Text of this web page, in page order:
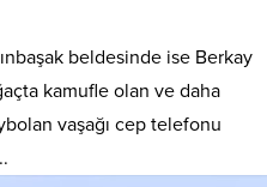
beldesinde ise Berkay
kamufle olan ve daha
vaşağı cep telefonu